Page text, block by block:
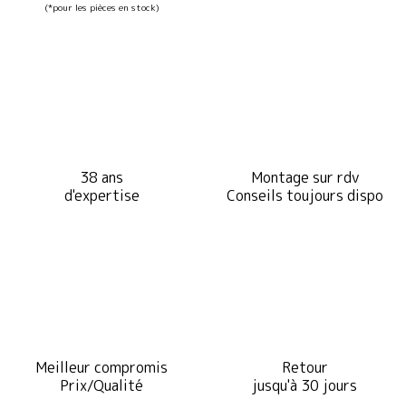
(*pour les pièces en stock)
38 ans
d'expertise
Montage sur rdv
Conseils toujours dispo
Meilleur compromis
Prix/Qualité
Retour
jusqu'à 30 jours